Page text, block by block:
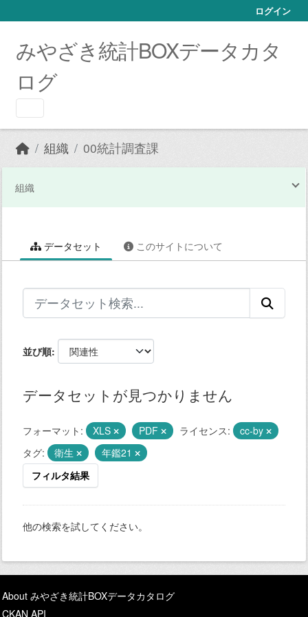
ログイン
みやざき統計BOXデータカタ
ログ
組織 00統計調査課
組織
データセット このサイトについて
並び順
データセットが見つかりません
フォーマット: XLS PDF ライセンス:
cc-by
タグ:
衛生
年鑑21
フィルタ結果
他の検索を試してください。
About みやざき統計BOXデータカタログ
CKAN API